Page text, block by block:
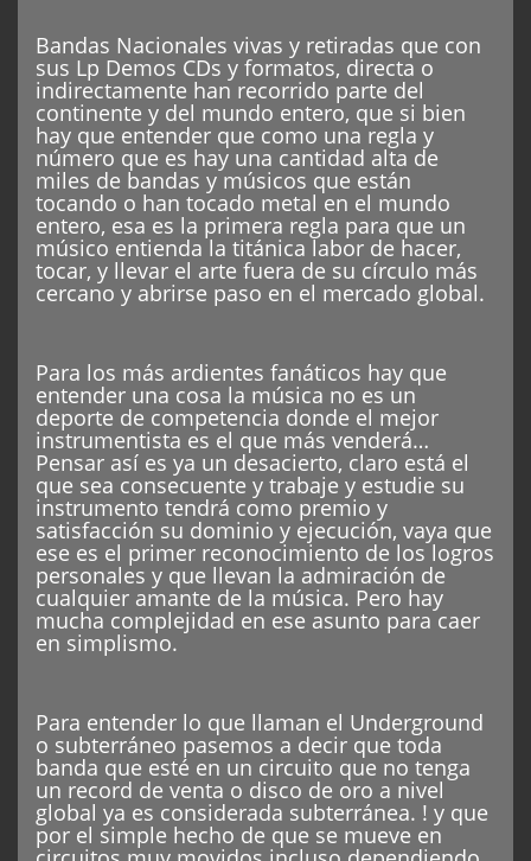
Bandas Nacionales vivas y retiradas que con
sus Lp Demos CDs y formatos, directa o
indirectamente han recorrido parte del
continente y del mundo entero, que si bien
hay que entender que como una regla y
número que es hay una cantidad alta de
miles de bandas y músicos que están
tocando o han tocado metal en el mundo
entero, esa es la primera regla para que un
músico entienda la titánica labor de hacer,
tocar, y llevar el arte fuera de su círculo más
cercano y abrirse paso en el mercado global.
Para los más ardientes fanáticos hay que
entender una cosa la música no es un
deporte de competencia donde el mejor
instrumentista es el que más venderá…
Pensar así es ya un desacierto, claro está el
que sea consecuente y trabaje y estudie su
instrumento tendrá como premio y
satisfacción su dominio y ejecución, vaya que
ese es el primer reconocimiento de los logros
personales y que llevan la admiración de
cualquier amante de la música. Pero hay
mucha complejidad en ese asunto para caer
en simplismo.
Para entender lo que llaman el Underground
o subterráneo pasemos a decir que toda
banda que esté en un circuito que no tenga
un record de venta o disco de oro a nivel
global ya es considerada subterránea. ! y que
por el simple hecho de que se mueve en